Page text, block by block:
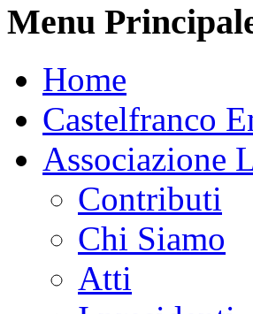
Menu
Home
Castelfranco
Associazione
Contributi
Chi Siamo
Atti